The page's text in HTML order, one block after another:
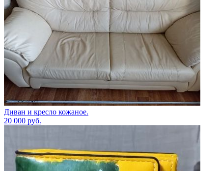
Диван и кресло кожаное.
20 000 руб.